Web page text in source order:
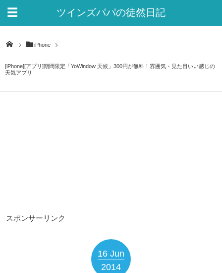
ツインズパパの徒然日記
iPhone
[iPhone][アプリ]期間限定「YoWindow 天候」300円が無料！雰囲気・見た目いい感じの
天気アプリ
スポンサーリンク
16 Jun
2014